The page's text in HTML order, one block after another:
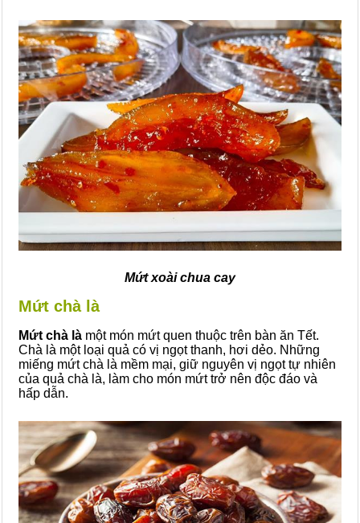
Mứt xoài chua cay
Mứt chà là
Mứt chà là một món mứt quen thuộc trên bàn ăn Tết.
Chà là một loại quả có vị ngọt thanh, hơi dẻo. Những
miếng mứt chà là mềm mại, giữ nguyên vị ngọt tự nhiên
của quả chà là, làm cho món mứt trở nên độc đáo và
hấp dẫn.